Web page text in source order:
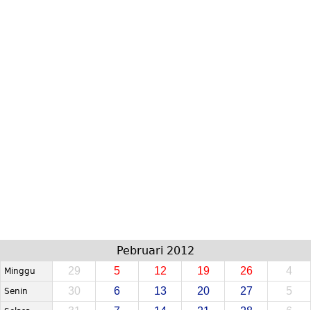
Pebruari 2012
Minggu 29 5 12 19 26 4
Senin 30 6 13 20 27 5